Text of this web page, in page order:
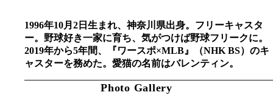
1996年10月2日生まれ、神奈川県出身。フリーキャスタ
ー。野球好き一家に育ち、気がつけば野球フリークに。
2019年から5年間、『ワースポ×MLB』（NHK BS）のキ
ャスターを務めた。愛猫の名前はバレンティン。
Photo Gallery